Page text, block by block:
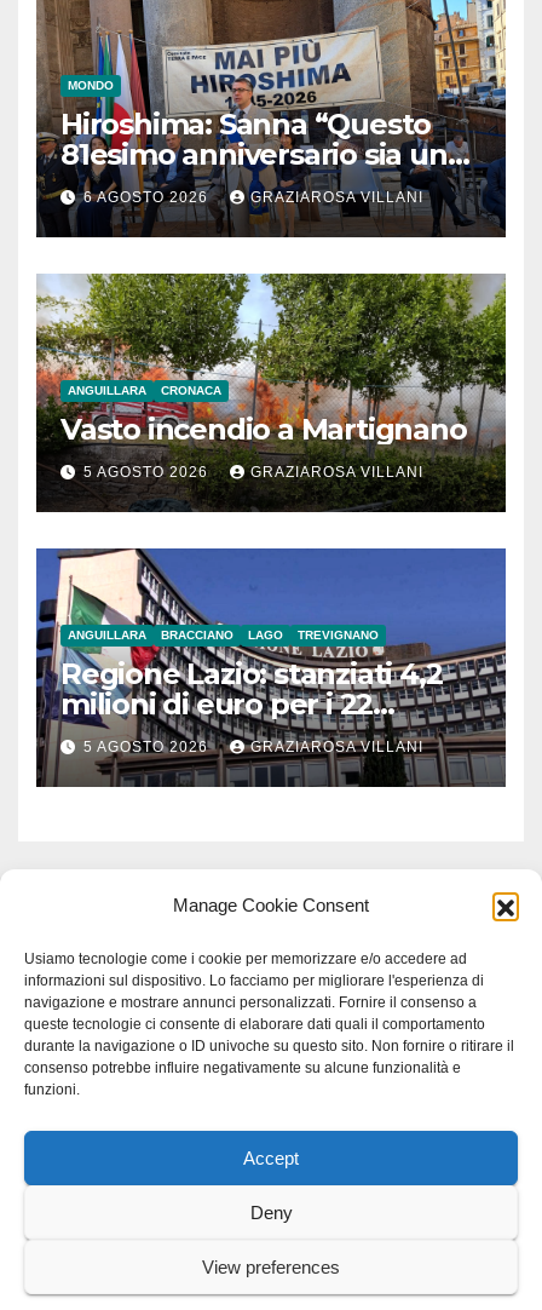
Manage Cookie Consent
Usiamo tecnologie come i cookie per memorizzare e/o accedere ad
informazioni sul dispositivo. Lo facciamo per migliorare l'esperienza di
navigazione e mostrare annunci personalizzati. Fornire il consenso a
queste tecnologie ci consente di elaborare dati quali il comportamento
durante la navigazione o ID univoche su questo sito. Non fornire o ritirare il
consenso potrebbe influire negativamente su alcune funzionalità e
funzioni.
Accept
Deny
View preferences
MONDO
Hiroshima: Sanna “Questo
81esimo anniversario sia un
monito per tutti”
6 AGOSTO 2026 GRAZIAROSA VILLANI
ANGUILLARA CRONACA
Vasto incendio a Martignano
5 AGOSTO 2026 GRAZIAROSA VILLANI
ANGUILLARA BRACCIANO LAGO TREVIGNANO
Regione Lazio: stanziati 4,2
milioni di euro per i 22
Comuni dell’Etruria
Meridionale
5 AGOSTO 2026 GRAZIAROSA VILLANI
Proudly powered by WordPress|Tema: Newspaperex di
Scienza studio specialistico bracciano